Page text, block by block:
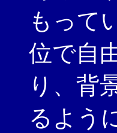
もって
位で自
り、背
るよう